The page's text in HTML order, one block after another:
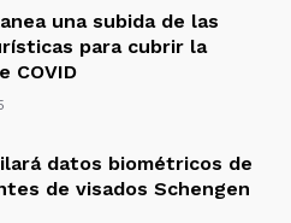
una subida de las
para cubrir la
COVID
datos biométricos de
de visados Schengen